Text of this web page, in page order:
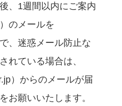
、1週間以内にご案内
のメールを
、迷惑メール防止な
れている場合は、
）からのメールが届
お願いいたします。